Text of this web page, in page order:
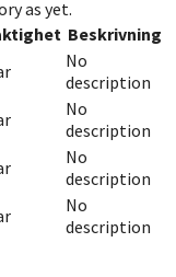
as yet.
Beskrivning
No
description
No
description
No
description
No
description